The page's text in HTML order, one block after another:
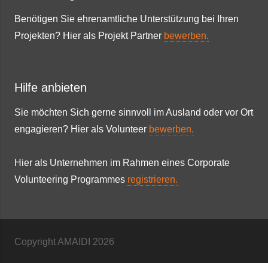
Benötigen Sie ehrenamtliche Unterstützung bei Ihren
Projekten? Hier als Projekt Partner bewerben.
Hilfe anbieten
Sie möchten Sich gerne sinnvoll im Ausland oder vor Ort
engagieren? Hier als Volunteer bewerben.
Hier als Unternehmen im Rahmen eines Corporate
Volunteering Programmes registrieren.
Copyright AMAIDI 2026